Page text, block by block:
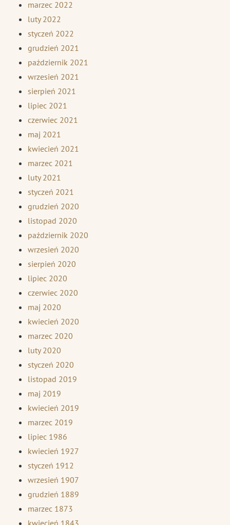
marzec 2022
luty 2022
styczeń 2022
grudzień 2021
październik 2021
wrzesień 2021
sierpień 2021
lipiec 2021
czerwiec 2021
maj 2021
kwiecień 2021
marzec 2021
luty 2021
styczeń 2021
grudzień 2020
listopad 2020
październik 2020
wrzesień 2020
sierpień 2020
lipiec 2020
czerwiec 2020
maj 2020
kwiecień 2020
marzec 2020
luty 2020
styczeń 2020
listopad 2019
maj 2019
kwiecień 2019
marzec 2019
lipiec 1986
kwiecień 1927
styczeń 1912
wrzesień 1907
grudzień 1889
marzec 1873
kwiecień 1843